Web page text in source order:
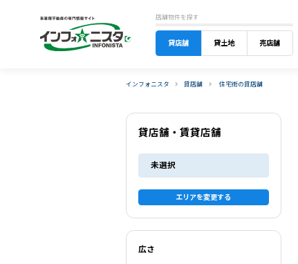
店舗物件を探す
貸店舗 貸土地 売店舗
インフォニスタ 貸店舗 住宅街の貸店舗
貸店舗・賃貸店舗
未選択
エリアを変更する
広さ